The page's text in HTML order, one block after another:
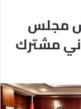
مجلس
مشترك